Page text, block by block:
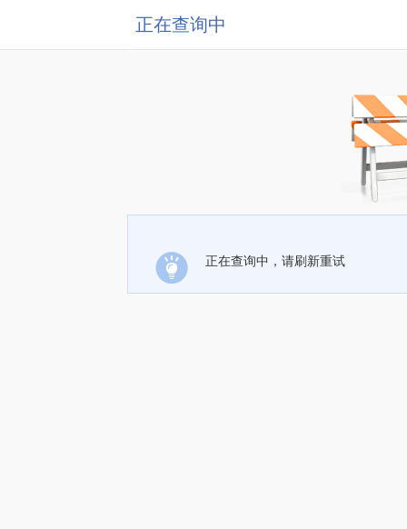
正在查询中
正在查询中，请刷新重试